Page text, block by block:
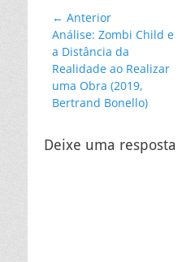
Navegação
de
Post
← Anterior
Post
anterior:
Análise: Zombi Child e
a Distância da
Realidade ao Realizar
uma Obra (2019,
Bertrand Bonello)
Deixe uma resposta